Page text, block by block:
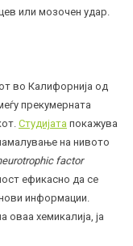
или мозочен удар.
во Калифорнија од
прекумерната
Студијата покажува
на нивото
factor
ефикасно да се
информации.
хемикалија, ја